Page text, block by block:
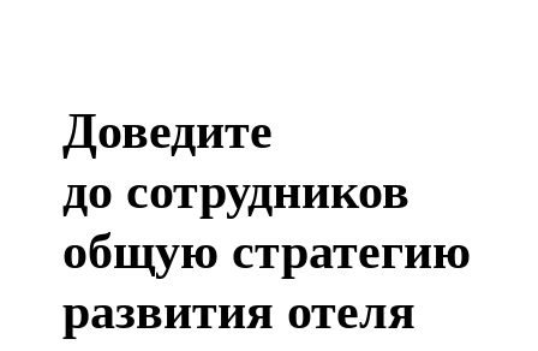
Доведите
до сотрудников
общую стратегию
развития отеля